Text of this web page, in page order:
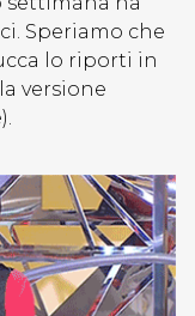
Speriamo che
lo riporti in
versione